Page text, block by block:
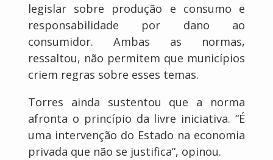
legislar sobre produção e consumo e
responsabilidade por dano ao
consumidor. Ambas as normas,
ressaltou, não permitem que municípios
criem regras sobre esses temas.
Torres ainda sustentou que a norma
afronta o princípio da livre iniciativa. “É
uma intervenção do Estado na economia
privada que não se justifica”, opinou.